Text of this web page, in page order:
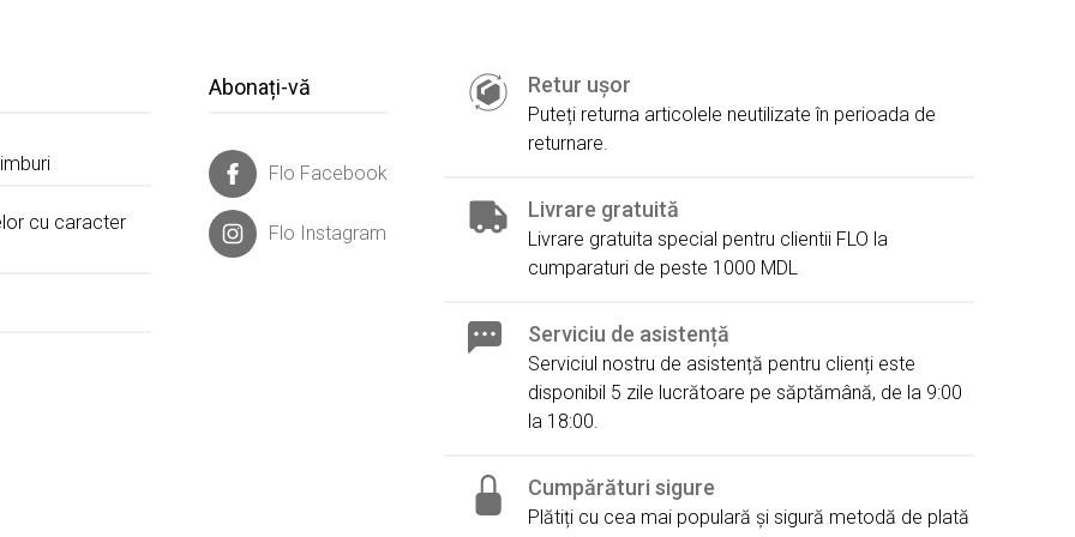
4W,FERSTAY 4PR,SIYAH 4F,ALASKE
4W,STARGO 4PR,GRI
4W,WINDELL C 4PR,SIYAH
4F,MARCO 4PR,GRI 4F,OZZY 4PR,GRI
4M,LUPE 4FX,A GRI
cu caracter
Abonați-vă
Flo Facebook
Flo Instagram
Retur ușor
Puteți returna articolele neutilizate în perioada de
returnare.
Livrare gratuită
Livrare gratuita special pentru clientii FLO la
cumparaturi de peste 1000 MDL
Serviciu de asistență
Serviciul nostru de asistență pentru clienți este
disponibil 5 zile lucrătoare pe săptămână, de la 9:00
la 18:00.
Cumpărături sigure
Plătiți cu cea mai populară și sigură metodă de plată